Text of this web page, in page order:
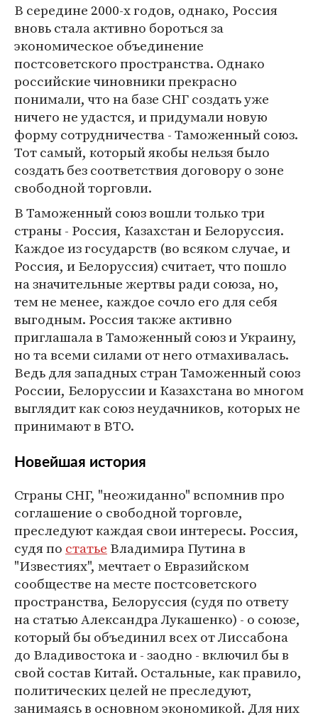
В середине 2000-х годов, однако, Россия
вновь стала активно бороться за
экономическое объединение
постсоветского пространства. Однако
российские чиновники прекрасно
понимали, что на базе СНГ создать уже
ничего не удастся, и придумали новую
форму сотрудничества - Таможенный союз.
Тот самый, который якобы нельзя было
создать без соответствия договору о зоне
свободной торговли.
В Таможенный союз вошли только три
страны - Россия, Казахстан и Белоруссия.
Каждое из государств (во всяком случае, и
Россия, и Белоруссия) считает, что пошло
на значительные жертвы ради союза, но,
тем не менее, каждое сочло его для себя
выгодным. Россия также активно
приглашала в Таможенный союз и Украину,
но та всеми силами от него отмахивалась.
Ведь для западных стран Таможенный союз
России, Белоруссии и Казахстана во многом
выглядит как союз неудачников, которых не
принимают в ВТО.
Новейшая история
Страны СНГ, "неожиданно" вспомнив про
соглашение о свободной торговле,
преследуют каждая свои интересы. Россия,
судя по статье Владимира Путина в
"Известиях", мечтает о Евразийском
сообществе на месте постсоветского
пространства, Белоруссия (судя по ответу
на статью Александра Лукашенко) - о союзе,
который бы объединил всех от Лиссабона
до Владивостока и - заодно - включил бы в
свой состав Китай. Остальные, как правило,
политических целей не преследуют,
занимаясь в основном экономикой. Для них